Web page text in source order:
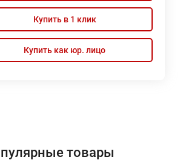
Купить в 1 клик
Купить как юр. лицо
товары